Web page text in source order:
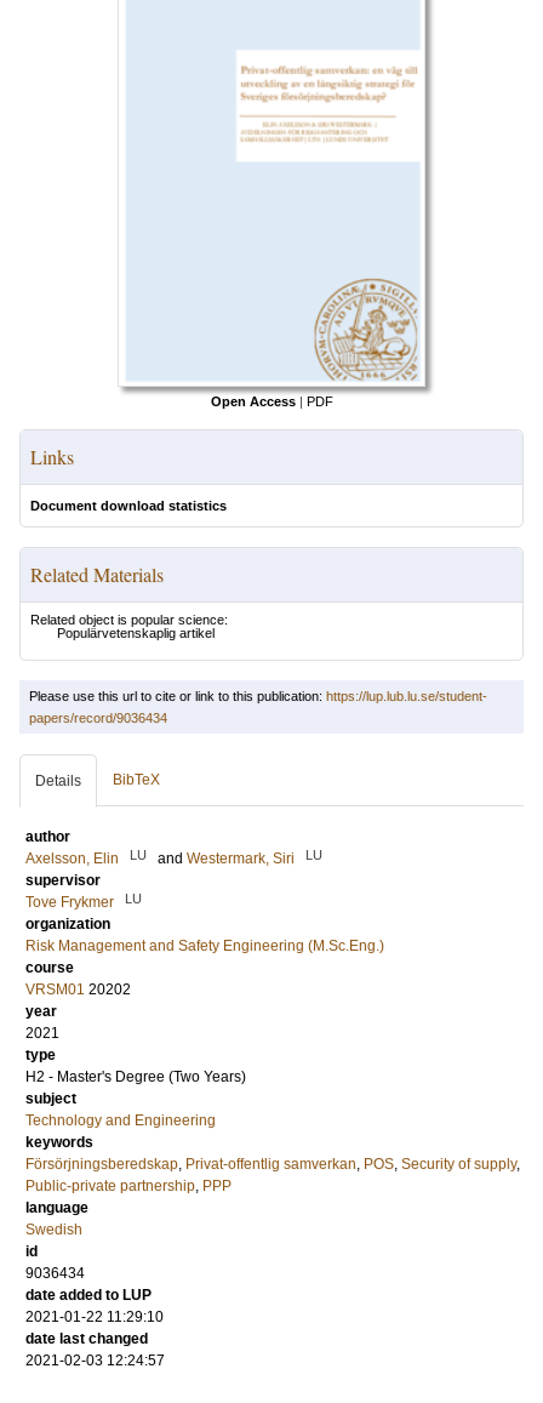
Open Access | PDF
Links
Document download statistics
Related Materials
Related object is popular science:
Populärvetenskaplig artikel
Please use this url to cite or link to this publication: https://lup.lub.lu.se/student-
papers/record/9036434
Details BibTeX
author
Axelsson, Elin
LU and Westermark, Siri LU
supervisor
Tove Frykmer
LU
organization
Risk Management and Safety Engineering (M.Sc.Eng.)
course
VRSM01 20202
year
2021
type
H2 - Master's Degree (Two Years)
subject
Technology and Engineering
keywords
Försörjningsberedskap Privat-offentlig samverkan POS Security of supply,
Public-private partnership PPP
language
Swedish
id
9036434
date added to LUP
2021-01-22 11:29:10
date last changed
2021-02-03 12:24:57